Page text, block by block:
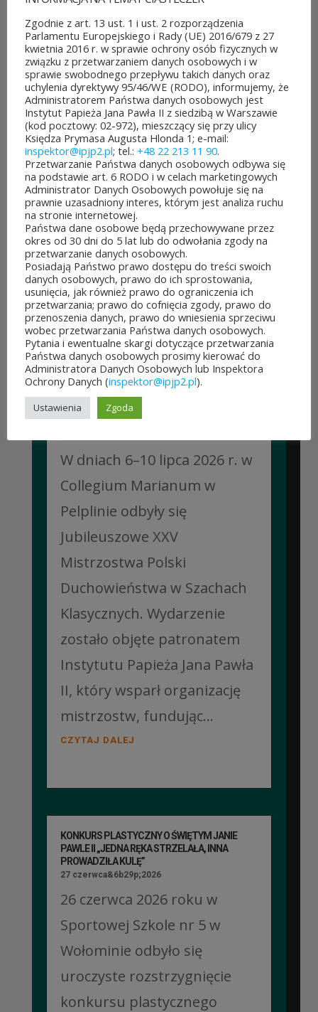
Można już głosować
na projekty zgłoszone do 7.
edycji Budżetu
Obywatelskiego Mazowsza.
To mieszkańcy zdecydują,
które pomysły dostaną
dofinansowanie z budżetu
samorządu województwa
mazowieckiego. Do rozdania
jest aż 30 mln zł! Mieszkańcy
województwa mazowieckiego
po...
CZYTAJ DALEJ
JUBILEUSZOWE XXV MISTRZOSTWA POLSKI
DUCHOWIEŃSTWA W SZACHACH
KLASYCZNYCH.
W dniach 6–10 lipca 2026 r. w
Collegium Marianum w
Pelplinie odbyły się
Jubileuszowe XXV
Mistrzostwa Polski
Duchowieństwa w Szachach
Klasycznych. Wydarzenie
zostało objęte patronatem
Instytutu Papieża Jana Pawła
II, który wsparł organizację
mistrzostw, fundując...
CZYTAJ DALEJ
KONKURS PLASTYCZNY O ŚWIĘTYM JANIE
PAWLE II „JEDNA RĘKA STRZELAŁA, INNA
PROWADZIŁA KULĘ”
27 czerwca&6b29p;2026
26 czerwca 2026 roku w
Sportowej Szkole nr 5 w
Wołominie odbyło się
uroczyste rozstrzygnięcie
konkursu plastycznego
Zgodnie z art. 13 ust. 1 i ust. 2 rozporządzenia
Parlamentu Europejskiego i Rady (UE) 2016/679 z 27
kwietnia 2016 r. w sprawie ochrony osób fizycznych w
związku z przetwarzaniem danych osobowych i w
sprawie swobodnego przepływu takich danych oraz
uchylenia dyrektywy 95/46/WE (RODO), informujemy, że
Administratorem Państwa danych osobowych jest
Instytut Papieża Jana Pawła II z siedzibą w Warszawie
(kod pocztowy: 02-972), mieszczący się przy ulicy
Księdza Prymasa Augusta Hlonda 1; e-mail:
inspektor@ipjp2.pl; tel.: +48 22 213 11 90.
Przetwarzanie Państwa danych osobowych odbywa się
na podstawie art. 6 RODO i w celach marketingowych
Administrator Danych Osobowych powołuje się na
prawnie uzasadniony interes, którym jest analiza ruchu
na stronie internetowej.
Państwa dane osobowe będą przechowywane przez
okres od 30 dni do 5 lat lub do odwołania zgody na
przetwarzanie danych osobowych.
Posiadają Państwo prawo dostępu do treści swoich
danych osobowych, prawo do ich sprostowania,
usunięcia, jak również prawo do ograniczenia ich
przetwarzania; prawo do cofnięcia zgody, prawo do
przenoszenia danych, prawo do wniesienia sprzeciwu
wobec przetwarzania Państwa danych osobowych.
Pytania i ewentualne skargi dotyczące przetwarzania
Państwa danych osobowych prosimy kierować do
Administratora Danych Osobowych lub Inspektora
Ochrony Danych (inspektor@ipjp2.pl).
Ustawienia Zgoda